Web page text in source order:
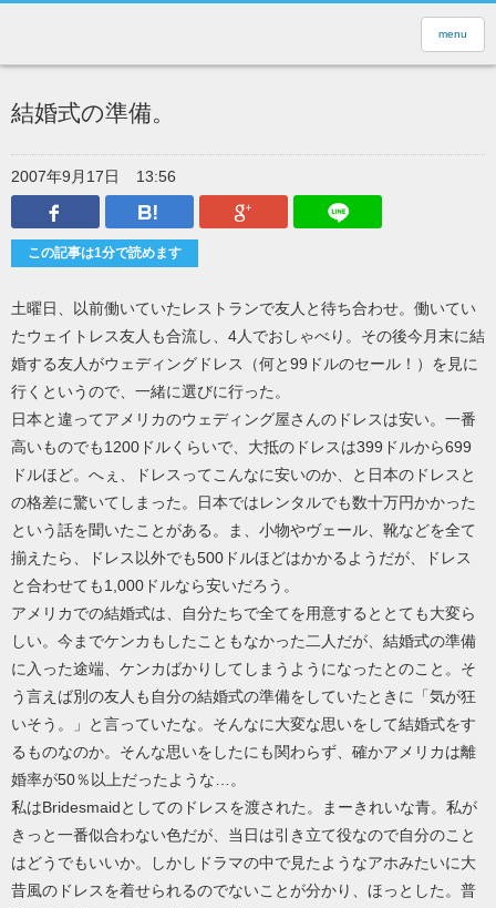
menu
結婚式の準備。
2007年9月17日
13:56
Facebook
はてなブックマークGoogle Plus
この記事は1分で読めます
土曜日、以前働いていたレストランで友人と待ち合わせ。働いてい
たウェイトレス友人も合流し、4人でおしゃべり。その後今月末に結
婚する友人がウェディングドレス（何と99ドルのセール！）を見に
行くというので、一緒に選びに行った。
日本と違ってアメリカのウェディング屋さんのドレスは安い。一番
高いものでも1200ドルくらいで、大抵のドレスは399ドルから699
ドルほど。へぇ、ドレスってこんなに安いのか、と日本のドレスと
の格差に驚いてしまった。日本ではレンタルでも数十万円かかった
という話を聞いたことがある。ま、小物やヴェール、靴などを全て
揃えたら、ドレス以外でも500ドルほどはかかるようだが、ドレス
と合わせても1,000ドルなら安いだろう。
アメリカでの結婚式は、自分たちで全てを用意するととても大変ら
しい。今までケンカもしたこともなかった二人だが、結婚式の準備
に入った途端、ケンカばかりしてしまうようになったとのこと。そ
う言えば別の友人も自分の結婚式の準備をしていたときに「気が狂
いそう。」と言っていたな。そんなに大変な思いをして結婚式をす
るものなのか。そんな思いをしたにも関わらず、確かアメリカは離
婚率が50％以上だったような…。
私はBridesmaidとしてのドレスを渡された。まーきれいな青。私が
きっと一番似合わない色だが、当日は引き立て役なので自分のこと
はどうでもいいか。しかしドラマの中で見たようなアホみたいに大
昔風のドレスを着せられるのでないことが分かり、ほっとした。普